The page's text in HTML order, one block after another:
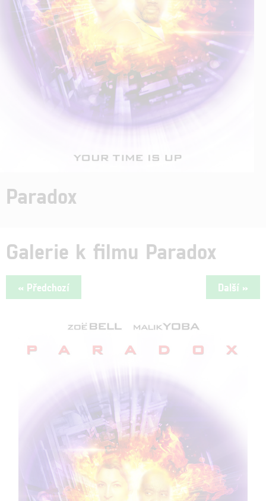
Paradox
Galerie k filmu Paradox
« Předchozí Další »